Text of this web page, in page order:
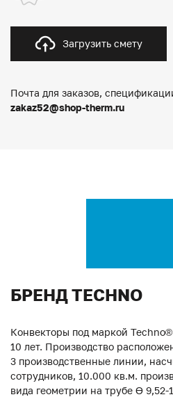
Загрузить смету
Почта для заказов,
zakaz52@shop-therm.ru
БРЕНД TECHNO
Конвекторы под маркой
10 лет. Производство
3 производственные линии,
сотрудников, 10.000 кв.м.
вида геометрии на трубе ϴ 9,52-